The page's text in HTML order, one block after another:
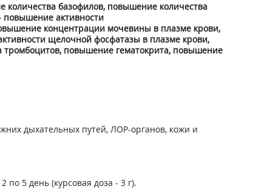
базофилов, повышение количества
повышение активности
концентрации мочевины в плазме крови,
щелочной фосфатазы в плазме крови,
повышение гематокрита, повышение
дыхательных путей, ЛОР-органов, кожи и
5 день (курсовая доза - 3 г).